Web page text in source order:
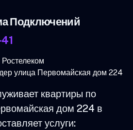
Подключений
улица Первомайская дом 224
квартиры по
дом 224 в
услуги: